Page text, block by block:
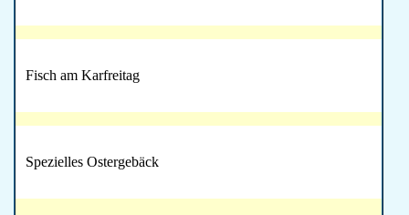
Fisch am Karfreitag
Spezielles Ostergebäck